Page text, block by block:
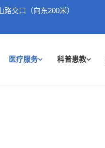
交口（向东200米）
医疗服务 科普患教